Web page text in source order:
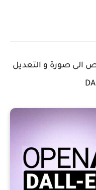
الى صورة و التعديل